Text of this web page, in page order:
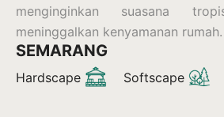
menginginkan suasana
meninggalkan kenyamanan rumah.
SEMARANG
Hardscape Softscape